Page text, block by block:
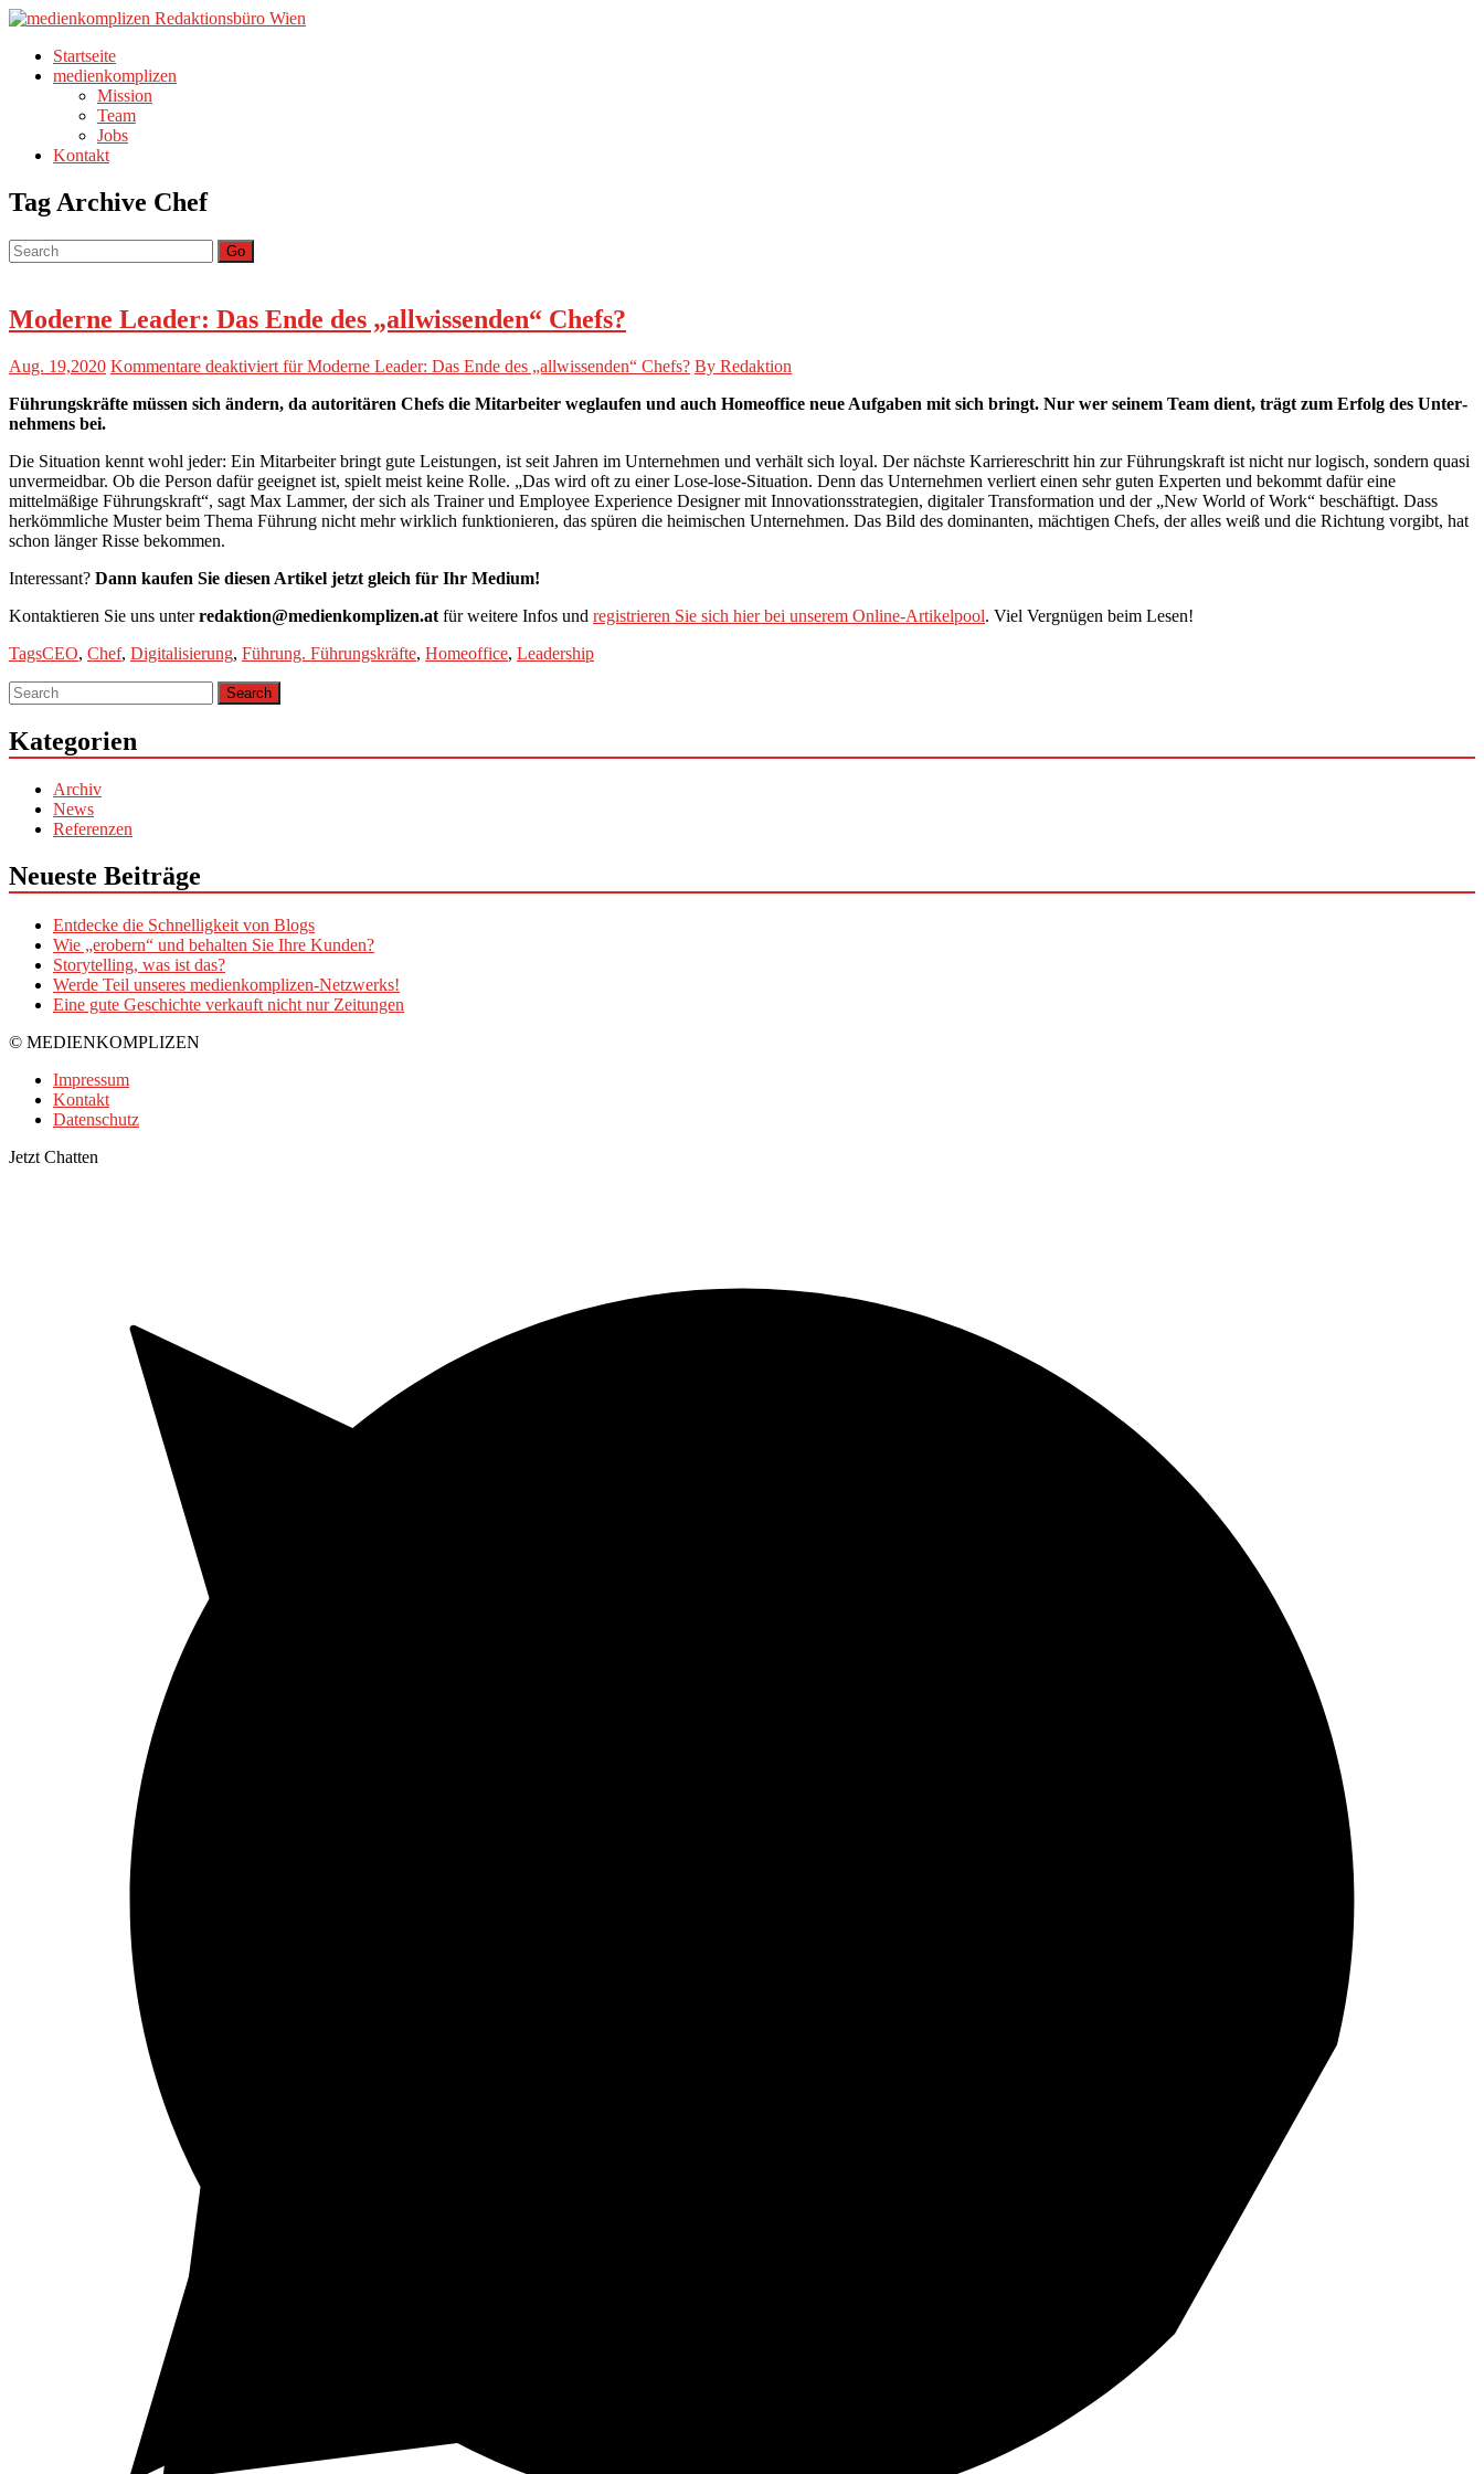
Startseite
medienkomplizen
Mission
Team
Jobs
Kontakt
Tag Archive Chef
Go
Moderne Leader: Das Ende des „allwis­senden“ Chefs?
Aug. 19,2020 Kommentare deaktiviert für Moderne Leader: Das Ende des „allwis­senden“ Chefs? By Redaktion
Führungs­kräfte müssen sich ändern, da auto­ri­tären Chefs die Mitar­beiter weglaufen und auch Home­of­fice neue Aufgaben mit sich bringt. Nur wer seinem Team dient, trägt zum Erfolg des Unter­
neh­mens bei.
Die Situation kennt wohl jeder: Ein Mitarbeiter bringt gute Leistungen, ist seit Jahren im Unternehmen und verhält sich loyal. Der nächste Karriereschritt hin zur Führungskraft ist nicht nur logisch, sondern quasi
unvermeidbar. Ob die Person dafür geeignet ist, spielt meist keine Rolle. „Das wird oft zu einer Lose-lose-Situation. Denn das Unternehmen verliert einen sehr guten Experten und bekommt dafür eine
mittelmäßige Führungskraft“, sagt Max Lammer, der sich als Trainer und Employee Experience Designer mit Innovationsstrategien, digitaler Transformation und der „New World of Work“ beschäftigt. Dass
herkömmliche Muster beim Thema Führung nicht mehr wirklich funktionieren, das spüren die heimischen Unternehmen. Das Bild des dominanten, mächtigen Chefs, der alles weiß und die Richtung vorgibt, hat
schon länger Risse bekommen.
Interessant? Dann kaufen Sie diesen Artikel jetzt gleich für Ihr Medium!
Kontaktieren Sie uns unterredaktion@medienkomplizen.at für weitere Infos und registrieren Sie sich hier bei unserem Online-Artikelpool. Viel Vergnügen beim Lesen!
TagsCEO, Chef, Digitalisierung, Führung. Führungskräfte, Homeoffice, Leadership
Kategorien
Archiv
News
Referenzen
Neueste Beiträge
Entdecke die Schnelligkeit von Blogs
Wie „erobern“ und behalten Sie Ihre Kunden?
Storytelling, was ist das?
Werde Teil unseres medienkomplizen-Netzwerks!
Eine gute Geschichte verkauft nicht nur Zeitungen
© MEDIENKOMPLIZEN
Impressum
Kontakt
Datenschutz
Jetzt Chatten